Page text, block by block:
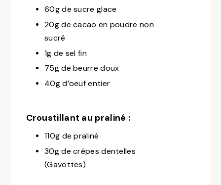
60g de sucre glace
20g de cacao en poudre non
sucré
1g de sel fin
75g de beurre doux
40g d’oeuf entier
Croustillant au praliné :
110g de praliné
30g de crêpes dentelles
(Gavottes)